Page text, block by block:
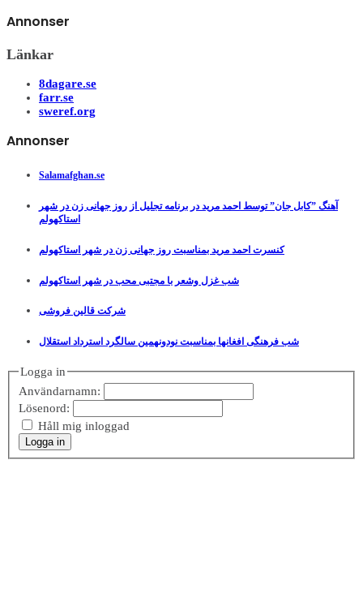
Annonser
Länkar
8dagare.se
farr.se
sweref.org
Annonser
Salamafghan.se
آهنگ ”کابل جان” توسط احمد مرید در برنامه تجلیل از روز جهانی زن در شهر
استاکهولم
کنسرت احمد مرید بمناسبت روز جهانی زن در شهر استاکهولم
شب غزل وشعر با مجتبی محب در شهر استاکهولم
شرکت قالین فروشی
شب فرهنگی افغانها بمناسبت نودونهمین سالگرد استرداد استقلال
Logga in
Användarnamn:
Lösenord:
Håll mig inloggad
Logga in